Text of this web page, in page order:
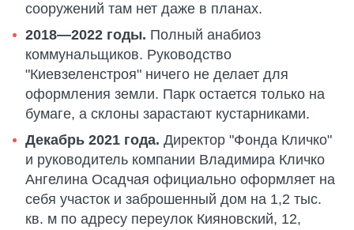
сооружений там нет даже в планах.
2018—2022 годы. Полный анабиоз
коммунальщиков. Руководство
"Киевзеленстроя" ничего не делает для
оформления земли. Парк остается только на
бумаге, а склоны зарастают кустарниками.
Декабрь 2021 года. Директор "Фонда Кличко"
и руководитель компании Владимира Кличко
Ангелина Осадчая официально оформляет на
себя участок и заброшенный дом на 1,2 тыс.
кв. м по адресу переулок Кияновский, 12,